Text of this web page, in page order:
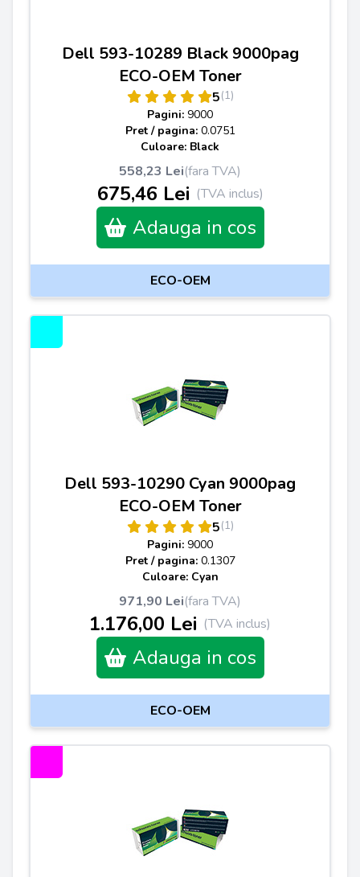
Dell 593-10289 Black 9000pag
ECO-OEM Toner
5(1)
Pagini: 9000
Pret / pagina: 0.0751
Culoare: Black
558,23 Lei(fara TVA)
675,46 Lei (TVA inclus)
Adauga in cos
ECO-OEM
Dell 593-10290 Cyan 9000pag
ECO-OEM Toner
5(1)
Pagini: 9000
Pret / pagina: 0.1307
Culoare: Cyan
971,90 Lei(fara TVA)
1.176,00 Lei (TVA inclus)
Adauga in cos
ECO-OEM